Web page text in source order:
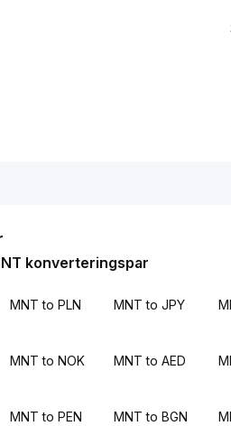
konverteringspar
MNT to PLN MNT to JPY
MNT to NOK MNT to AED
MNT to PEN MNT to BGN